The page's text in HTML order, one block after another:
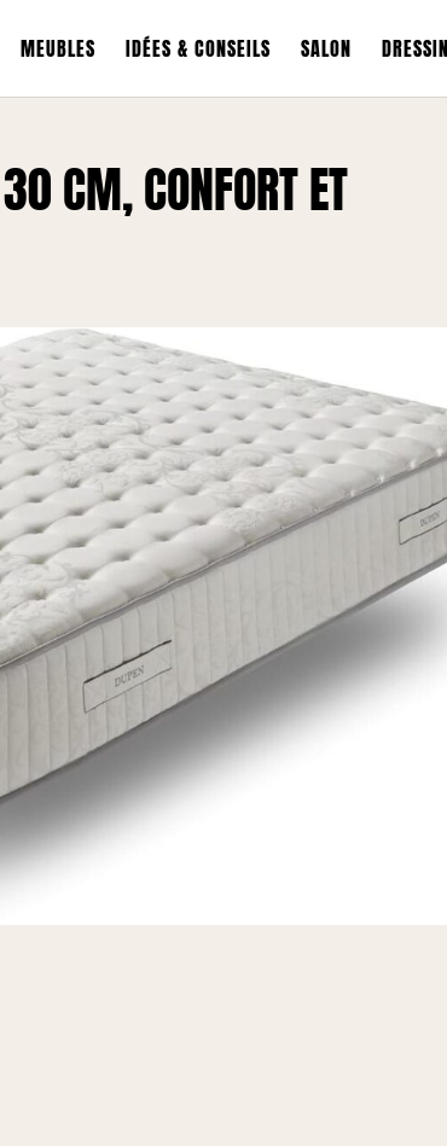
MEUBLES IDÉES & CONSEILS SALON
CM, CONFORT ET